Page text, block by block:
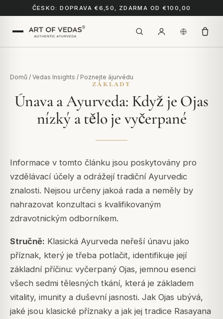
ČESKO: DOPRAVA €6,50, ZDARMA OD €100,00
Domů / Vedas Insights / Poznejte ájurvédu
ZÁKLADY
Únava a Ayurveda: Když je Ojas
nízký a tělo je vyčerpané
Informace v tomto článku jsou poskytovány pro
vzdělávací účely a odrážejí tradiční Ayurvedic
znalosti. Nejsou určeny jakoá rada a neměly by
nahrazovat konzultaci s kvalifikovaným
zdravotnickým odborníkem.
Stručně: Klasická Ayurveda neřeší únavu jako
příznak, který je třeba potlačit, identifikuje její
základní příčinu: vyčerpaný Ojas, jemnou esenci
všech sedmi tělesných tkání, která je základem
vitality, imunity a duševní jasnosti. Jak Ojas ubývá,
jaké jsou klasické příznaky a jak jej tradice Rasayana